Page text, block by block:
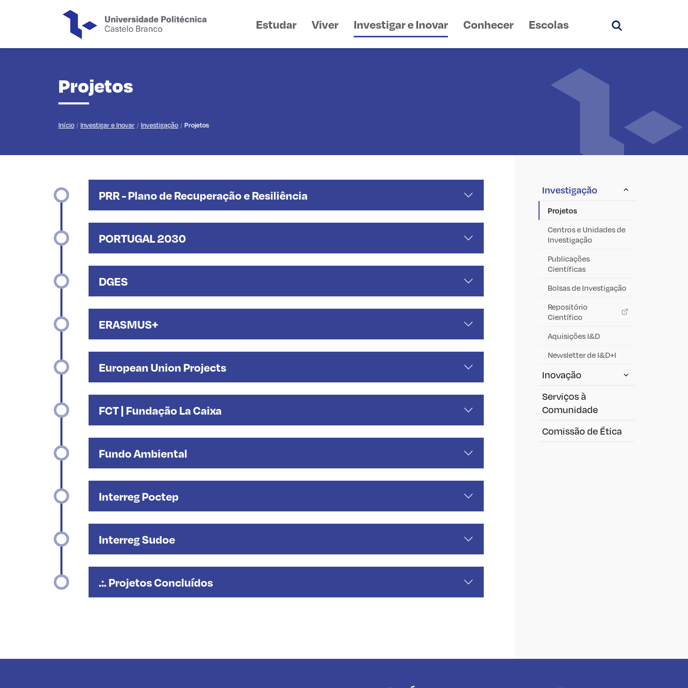
Estudar Viver Investigar e Inovar Conhecer
Escolas
Projetos
Início Investigar e Inovar Investigação Projetos
PRR - Plano de Recuperação e Resiliência
PORTUGAL 2030
DGES
ERASMUS+
European Union Projects
FCT | Fundação La Caixa
Fundo Ambiental
Interreg Poctep
Interreg Sudoe
.:. Projetos Concluídos
Investigação
Projetos
Centros e Unidades de
Investigação
Publicações
Científicas
Bolsas de Investigação
Repositório
Científico
Aquisições I&D
Newsletter de I&D+I
Inovação
Serviços à
Comunidade
Comissão de Ética